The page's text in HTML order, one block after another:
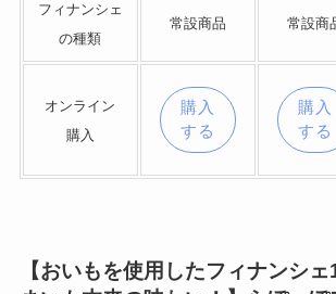
フィナンシェ
の種類
常設商品 常設商
オンライン
購入
購入
する
購入
する
【おいもを使用したフィナンシェ